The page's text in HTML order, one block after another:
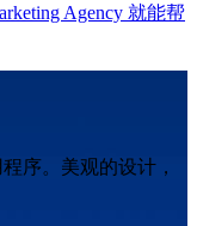
Agency 就能帮
序。美观的设计，